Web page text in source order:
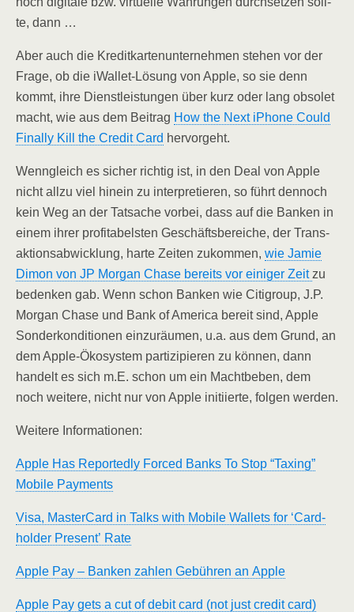
te, dann …
Aber auch die Kre­dit­kar­ten­un­ter­neh­men ste­hen vor der
Fra­ge, ob die iWal­let-Lösung von Apple, so sie denn
kommt, ihre Dienst­leis­tun­gen über kurz oder lang obso­let
macht, wie aus dem Bei­trag How the Next iPho­ne Could
Final­ly Kill the Cre­dit Card hervorgeht.
Wenn­gleich es sicher rich­tig ist, in den Deal von Apple
nicht all­zu viel hin­ein zu inter­pre­tie­ren, so führt den­noch
kein Weg an der Tat­sa­che vor­bei, dass auf die Ban­ken in
einem ihrer pro­fi­ta­bels­ten Geschäfts­be­rei­che, der Trans­
ak­ti­ons­ab­wick­lung, har­te Zei­ten zukom­men, wie Jamie
Dimon von JP Mor­gan Cha­se bereits vor eini­ger Zeit zu
beden­ken gab. Wenn schon Ban­ken wie Citigroup, J.P.
Mor­gan Cha­se und Bank of Ame­ri­ca bereit sind, Apple
Son­der­kon­di­tio­nen ein­zu­räu­men, u.a. aus dem Grund, an
dem Apple-Öko­sys­tem par­ti­zi­pie­ren zu kön­nen, dann
han­delt es sich m.E. schon um ein Macht­be­ben, dem
noch wei­te­re, nicht nur von Apple initi­ier­te, fol­gen werden.
Wei­te­re Informationen:
Apple Has Repor­ted­ly Forced Banks To Stop “Taxing”
Mobi­le Payments
Visa, Mas­ter­Card in Talks with Mobi­le Wal­lets for ‘Card­
hol­der Pre­sent’ Rate
Apple Pay – Ban­ken zah­len Gebüh­ren an Apple
Apple Pay gets a cut of debit card (not just cre­dit card)